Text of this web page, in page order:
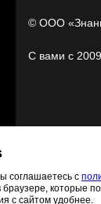
© ООО
С вами с
соглашаетесь с
которые
с сайтом удобнее.